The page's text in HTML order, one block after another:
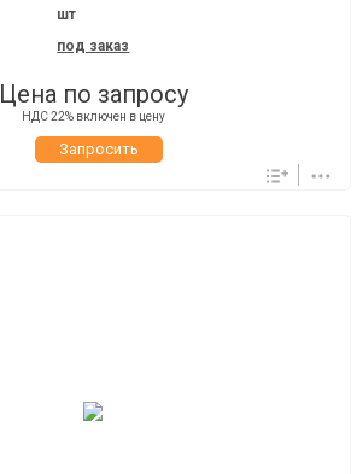
шт
под заказ
Цена по запросу
НДС 22% включен в цену
Запросить